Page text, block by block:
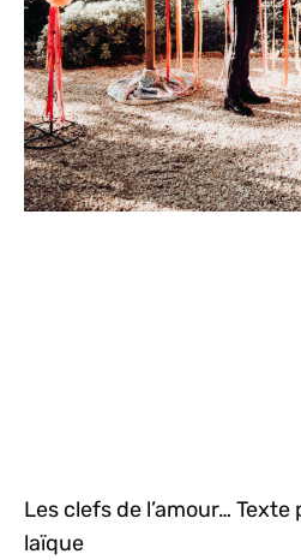
Les clefs de l’amour…
laïque